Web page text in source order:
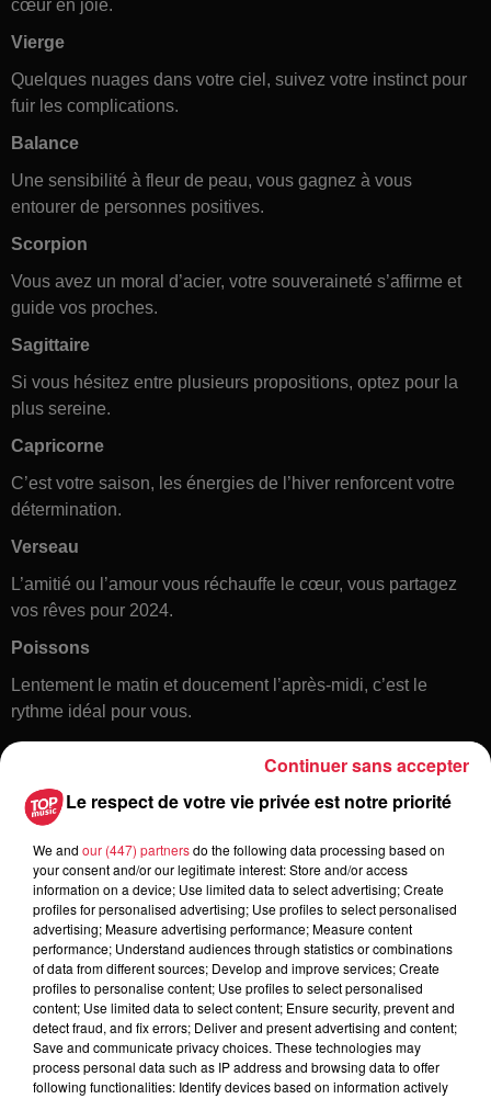
cœur en joie.
Vierge
Quelques nuages dans votre ciel, suivez votre instinct pour
fuir les complications.
Balance
Une sensibilité à fleur de peau, vous gagnez à vous
entourer de personnes positives.
Scorpion
Vous avez un moral d’acier, votre souveraineté s’affirme et
guide vos proches.
Sagittaire
Si vous hésitez entre plusieurs propositions, optez pour la
plus sereine.
Capricorne
C’est votre saison, les énergies de l’hiver renforcent votre
détermination.
Verseau
L’amitié ou l’amour vous réchauffe le cœur, vous partagez
vos rêves pour 2024.
Poissons
Lentement le matin et doucement l’après-midi, c’est le
rythme idéal pour vous.
Toute l'actu
6h38
Les sentiers poussettes de la Vallée
de Villé
Le respect de votre vie privée est notre priorité
We and our (447) partnersdo the following data processing based on
your consent and/or our legitimate interest: Store and/or access
information on a device; Use limited data to select advertising; Create
profiles for personalised advertising; Use profiles to select personalised
advertising; Measure advertising performance; Measure content
performance; Understand audiences through statistics or combinations
of data from different sources; Develop and improve services; Create
profiles to personalise content; Use profiles to select personalised
content; Use limited data to select content; Ensure security, prevent and
detect fraud, and fix errors; Deliver and present advertising and content;
Save and communicate privacy choices. These technologies may
process personal data such as IP address and browsing data to offer
following functionalities: Identify devices based on information actively
Continuer sans accepter